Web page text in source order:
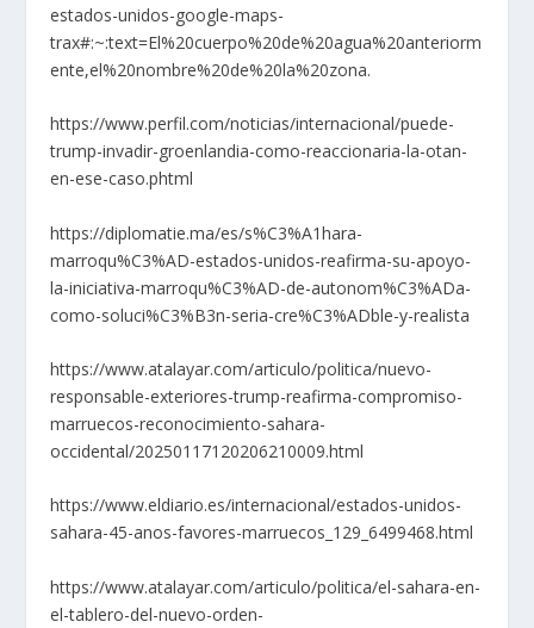
estados-unidos-google-maps-
trax#:~:text=El%20cuerpo%20de%20agua%20anteriorm
ente,el%20nombre%20de%20la%20zona.
https://www.perfil.com/noticias/internacional/puede-
trump-invadir-groenlandia-como-reaccionaria-la-otan-
en-ese-caso.phtml
https://diplomatie.ma/es/s%C3%A1hara-
marroqu%C3%AD-estados-unidos-reafirma-su-apoyo-
la-iniciativa-marroqu%C3%AD-de-autonom%C3%ADa-
como-soluci%C3%B3n-seria-cre%C3%ADble-y-realista
https://www.atalayar.com/articulo/politica/nuevo-
responsable-exteriores-trump-reafirma-compromiso-
marruecos-reconocimiento-sahara-
occidental/20250117120206210009.html
https://www.eldiario.es/internacional/estados-unidos-
sahara-45-anos-favores-marruecos_129_6499468.html
https://www.atalayar.com/articulo/politica/el-sahara-en-
el-tablero-del-nuevo-orden-